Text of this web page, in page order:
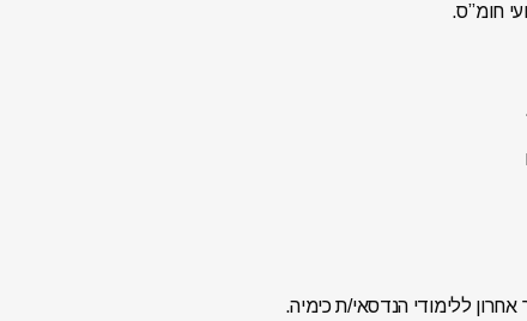
חומ”ס.
ללימודי הנדסאי/ת כימיה.